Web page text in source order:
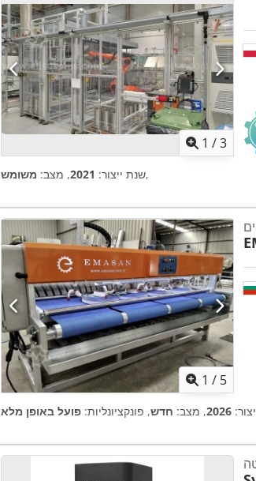
1 /3
שנת ייצור: 2021, מצב: משומש ,
1 / 5
2026, מצב: חדש, פונקציונליות: פועל באופן מלא